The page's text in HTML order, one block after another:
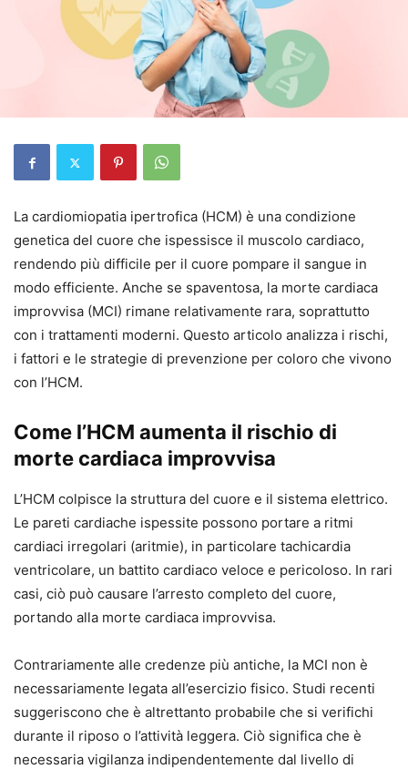
La cardiomiopatia ipertrofica (HCM) è una condizione
genetica del cuore che ispessisce il muscolo cardiaco,
rendendo più difficile per il cuore pompare il sangue in
modo efficiente. Anche se spaventosa, la morte cardiaca
improvvisa (MCI) rimane relativamente rara, soprattutto
con i trattamenti moderni. Questo articolo analizza i rischi,
i fattori e le strategie di prevenzione per coloro che vivono
con l’HCM.
Come l’HCM aumenta il rischio di
morte cardiaca improvvisa
L’HCM colpisce la struttura del cuore e il sistema elettrico.
Le pareti cardiache ispessite possono portare a ritmi
cardiaci irregolari (aritmie), in particolare tachicardia
ventricolare, un battito cardiaco veloce e pericoloso. In rari
casi, ciò può causare l’arresto completo del cuore,
portando alla morte cardiaca improvvisa.
Contrariamente alle credenze più antiche, la MCI non è
necessariamente legata all’esercizio fisico. Studi recenti
suggeriscono che è altrettanto probabile che si verifichi
durante il riposo o l’attività leggera. Ciò significa che è
necessaria vigilanza indipendentemente dal livello di